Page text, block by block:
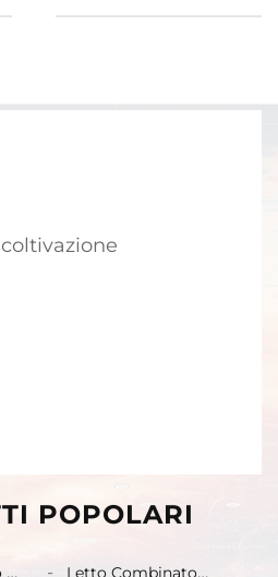
POPOLARI
e Letto Combinato